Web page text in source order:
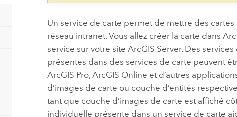
Un service de carte permet de mettre des
réseau intranet. Vous allez créer la carte dans
service sur votre siteArcGIS Server. Des
présentes dans des services de carte peuvent
ArcGIS Pro,ArcGIS Online et d’autres
d’images de carte ou couche d’entités
tant que couche d’images de carte est affiché
individuelle présente dans un service de carte